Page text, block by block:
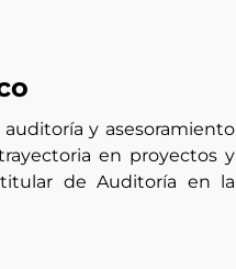
auditoría y asesoramiento
en proyectos y
de Auditoría en la